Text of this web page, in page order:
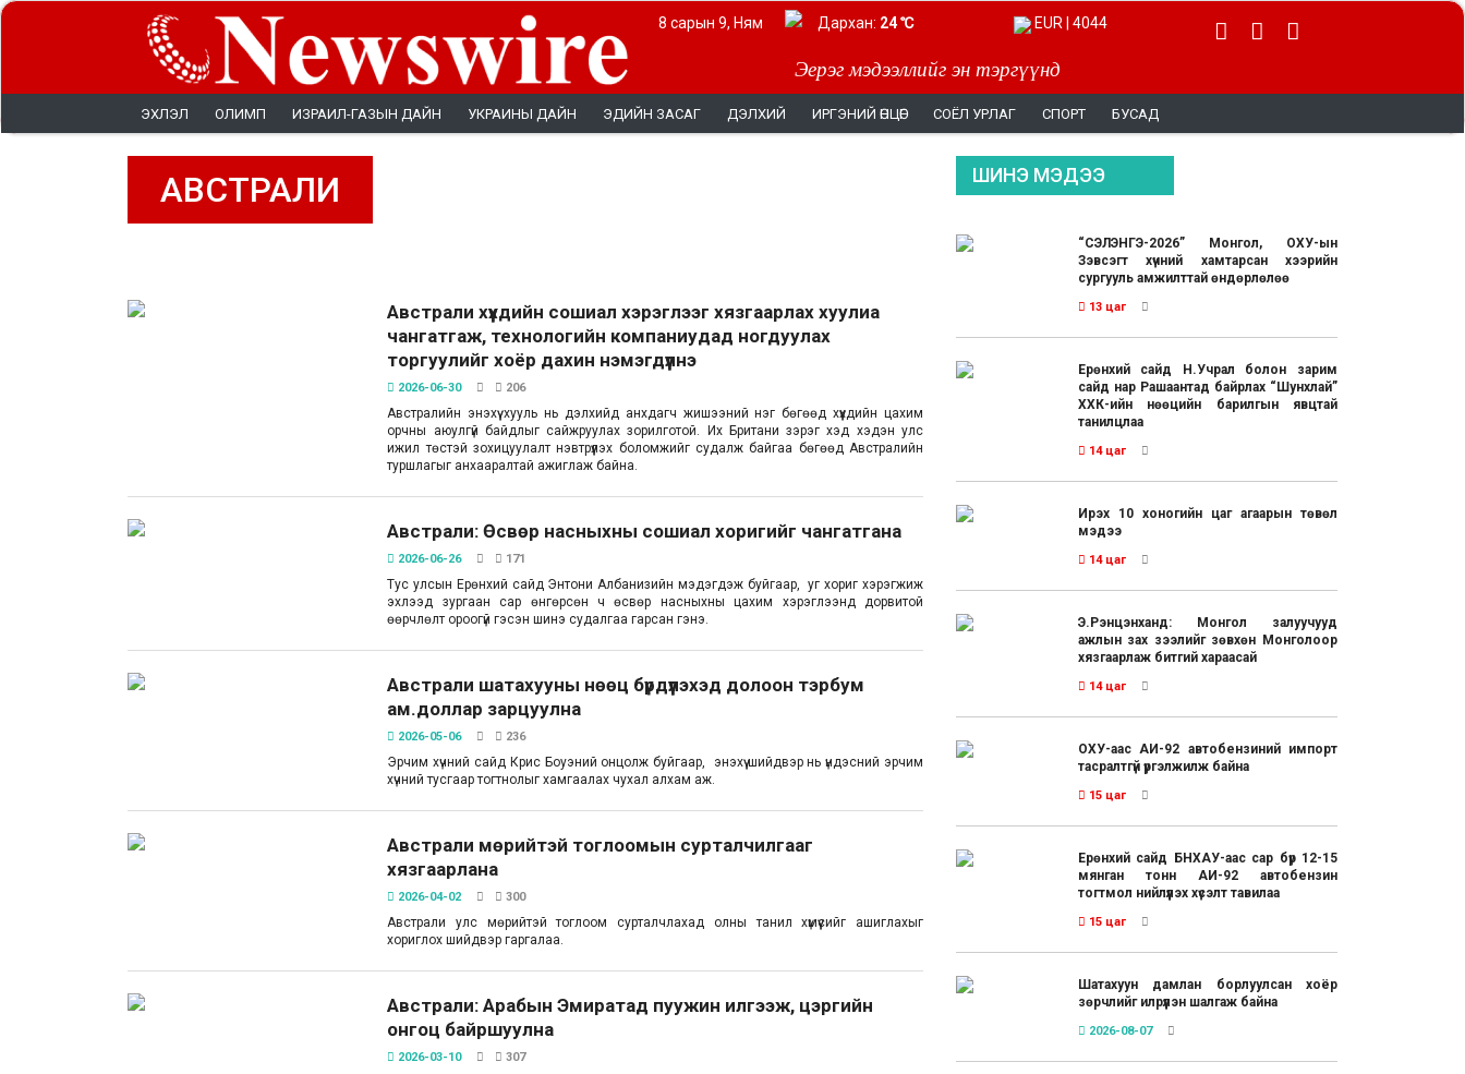
Эерэг мэдээллийг эн тэргүүнд
8 сарын 9, Ням Дархан: 24 ℃ EUR | 4044
ЭХЛЭЛ ОЛИМП ИЗРАИЛ-ГАЗЫН ДАЙН УКРАИНЫ ДАЙН ЭДИЙН ЗАСАГ ДЭЛХИЙ ИРГЭНИЙ ӨНЦӨГ СОЁЛ УРЛАГ СПОРТ БУСАД
АВСТРАЛИ
Австрали хүүхдийн сошиал хэрэглээг хязгаарлах хуулиа
чангатгаж, технологийн компаниудад ногдуулах
торгуулийг хоёр дахин нэмэгдүүлнэ
2026-06-30 206
Австралийн энэхүү хууль нь дэлхийд анхдагч жишээний нэг бөгөөд хүүхдийн цахим
орчны аюулгүй байдлыг сайжруулах зорилготой. Их Британи зэрэг хэд хэдэн улс
ижил төстэй зохицуулалт нэвтрүүлэх боломжийг судалж байгаа бөгөөд Австралийн
туршлагыг анхааралтай ажиглаж байна.
Австрали: Өсвөр насныхны сошиал хоригийг чангатгана
2026-06-26 171
Тус улсын Ерөнхий сайд Энтони Албанизийн мэдэгдэж буйгаар, уг хориг хэрэгжиж
эхлээд зургаан сар өнгөрсөн ч өсвөр насныхны цахим хэрэглээнд дорвитой
өөрчлөлт ороогүй гэсэн шинэ судалгаа гарсан гэнэ.
Австрали шатахууны нөөц бүрдүүлэхэд долоон тэрбум
ам.доллар зарцуулна
2026-05-06 236
Эрчим хүчний сайд Крис Боуэний онцолж буйгаар, энэхүү шийдвэр нь үндэсний эрчим
хүчний тусгаар тогтнолыг хамгаалах чухал алхам аж.
Австрали мөрийтэй тоглоомын сурталчилгааг
хязгаарлана
2026-04-02 300
Австрали улс мөрийтэй тоглоом сурталчлахад олны танил хүмүүсийг ашиглахыг
хориглох шийдвэр гаргалаа.
Австрали: Арабын Эмиратад пуужин илгээж, цэргийн
онгоц байршуулна
2026-03-10 307
ШИНЭ МЭДЭЭ
“СЭЛЭНГЭ-2026” Монгол, ОХУ-ын
Зэвсэгт хүчний хамтарсан хээрийн
сургууль амжилттай өндөрлөлөө
13 цаг
Ерөнхий сайд Н.Учрал болон зарим
сайд нар Рашаантад байрлах “Шунхлай”
ХХК-ийн нөөцийн барилгын явцтай
танилцлаа
14 цаг
Ирэх 10 хоногийн цаг агаарын төвөл
мэдээ
14 цаг
Э.Рэнцэнханд: Монгол залуучууд
ажлын зах зээлийг зөвхөн Монголоор
хязгаарлаж битгий хараасай
14 цаг
ОХУ-аас АИ-92 автобензиний импорт
тасралтгүй үргэлжилж байна
15 цаг
Ерөнхий сайд БНХАУ-аас сар бүр 12-15
мянган тонн АИ-92 автобензин
тогтмол нийлүүлэх хүсэлт тавилаа
15 цаг
Шатахуун дамлан борлуулсан хоёр
зөрчлийг илрүүлэн шалгаж байна
2026-08-07